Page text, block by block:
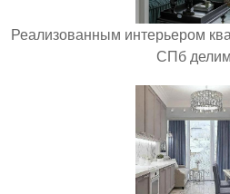
Реализованным интерьером
СПб